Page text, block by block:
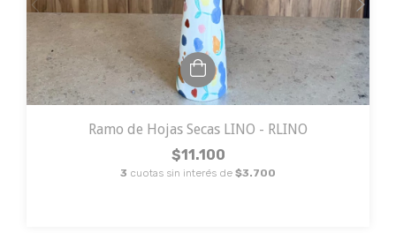
Ramo de Hojas Secas LINO - RLINO
$11.100
3 cuotas sin interés de $3.700